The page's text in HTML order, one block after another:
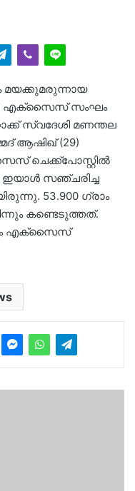
മയക്കുമരുന്നായ
എക്‌സൈസ് സംഘം
സ്വദേശി മണന്തല
ആഷിഖ് (29)
ചെക്ക്പോസ്റ്റിൽ
ഇയാൾ സഞ്ചരിച്ച
53.900 ഗ്രാം
കണ്ടെടുത്തത്.
എക്‌സൈസ്